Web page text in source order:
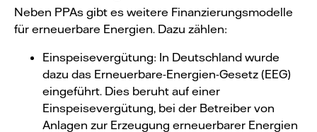
Neben PPAs gibt es weitere Finanzierungsmodelle
für erneuerbare Energien. Dazu zählen:
Einspeisevergütung: In Deutschland wurde
dazu das Erneuerbare-Energien-Gesetz (EEG)
eingeführt. Dies beruht auf einer
Einspeisevergütung, bei der Betreiber von
Anlagen zur Erzeugung erneuerbarer Energien